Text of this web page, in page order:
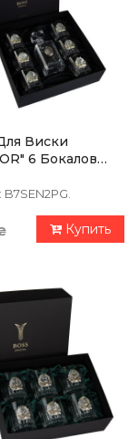
Виски
6 Бокалов
С Платиной,
B7SEN2PG.
Купить